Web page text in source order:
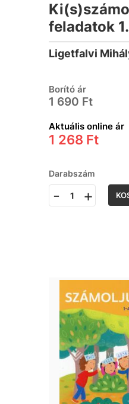
feladatok 1.
Ligetfalvi
Borító ár
1 690 Ft
Aktuális online ár
1 268 Ft
Darabszám
- +